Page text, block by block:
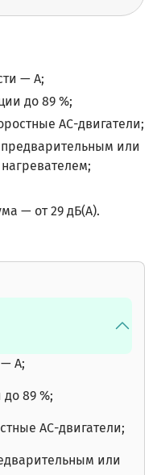
— А;
до 89 %;
АС-двигатели;
или
— от 29 дБ(А).
А;
89 %;
АС-двигатели;
или